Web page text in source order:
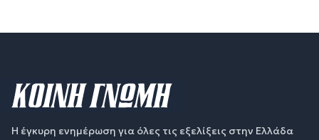
Η έγκυρη ενημέρωση για όλες τις εξελίξεις στην Ελλάδα